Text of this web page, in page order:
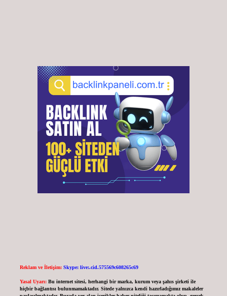
Reklam ve İletişim: Skype: live:.cid.575569c608265c69
Yasal Uyarı: Bu internet sitesi, herhangi bir marka, kurum veya şahıs şirketi ile
hiçbir bağlantısı bulunmamaktadır. Sitede yalnızca kendi hazırladığımız makaleler